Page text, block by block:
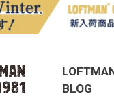
BLOG